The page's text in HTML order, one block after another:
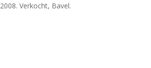
2008. Verkocht, Bavel.